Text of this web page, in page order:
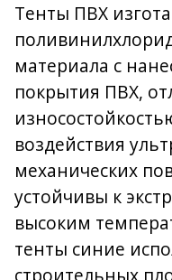
Тенты ПВХ
материала с
покрытия ПВХ,
воздействия
механических
устойчивы к
высоким
тенты синие
строительных